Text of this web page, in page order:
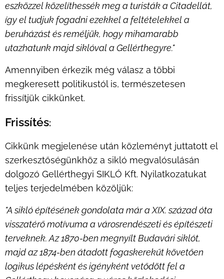
eszközzel közelíthessék meg a turisták a Citadellát,
így el tudjuk fogadni ezekkel a feltételekkel a
beruházást és reméljük, hogy mihamarabb
utazhatunk majd siklóval a Gellérthegyre."
Amennyiben érkezik még válasz a többi
megkeresett politikustól is, természetesen
frissítjük cikkünket.
Frissítés:
Cikkünk megjelenése után közleményt juttatott el
szerkesztőségünkhöz a sikló megvalósulásán
dolgozó Gellérthegyi SIKLÓ Kft. Nyilatkozatukat
teljes terjedelmében közöljük:
"A sikló építésének gondolata már a XIX. század óta
visszatérő motívuma a városrendészeti és építészeti
terveknek. Az 1870-ben megnyílt Budavári siklót,
majd az 1874-ben átadott fogaskerekűt követően
logikus lépésként és igényként vetődött fel a